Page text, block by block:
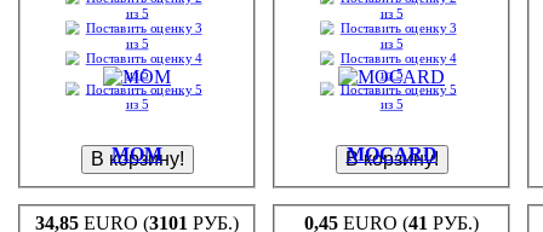
MOM
34,85 EURO (3101 РУБ.)
MOCARD
0,45 EURO (41 РУБ.)